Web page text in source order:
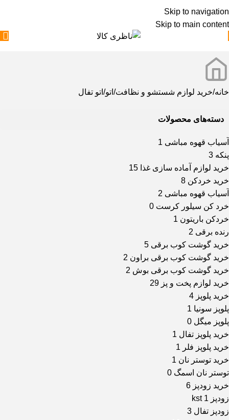
Skip to navigation
Skip to main content
خانه خرید لوازم شستشو و نظافت اتو اتو تفال
دسته‌های محصولات
آسیاب قهوه مباشی 1
پنکه 3
خرید لوازم آماده سازی غذا 15
خرید خردکن 8
آسیاب قهوه مباشی 2
خرد کن سیلور کرست 0
خردکن باریتون 1
رنده برقی 2
خرید گوشت کوب برقی 5
خرید گوشت کوب برقی براون 2
خرید گوشت کوب برقی بوش 2
خرید لوازم پخت و پز 29
خرید پلوپز 4
پلوپز سونیا 1
پلوپز میگل 0
خرید پلوپز تفال 1
خرید پلوپز فلر 1
خرید توستر نان 1
توستر نان اسمگ 0
خرید زودپز 6
زودپز kst 1
زودپز تفال 3